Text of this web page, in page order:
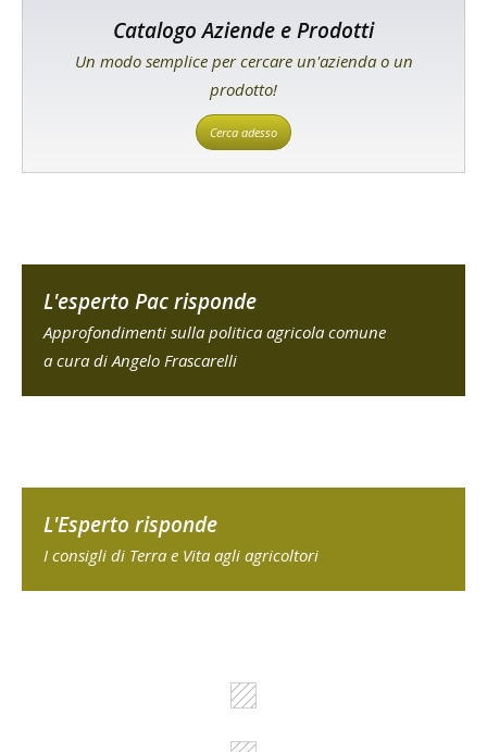
Catalogo Aziende e Prodotti
Un modo semplice per cercare un'azienda o un
prodotto!
Cerca adesso
L'esperto Pac risponde
Approfondimenti sulla politica agricola comune
a cura di Angelo Frascarelli
L'Esperto risponde
I consigli di Terra e Vita agli agricoltori